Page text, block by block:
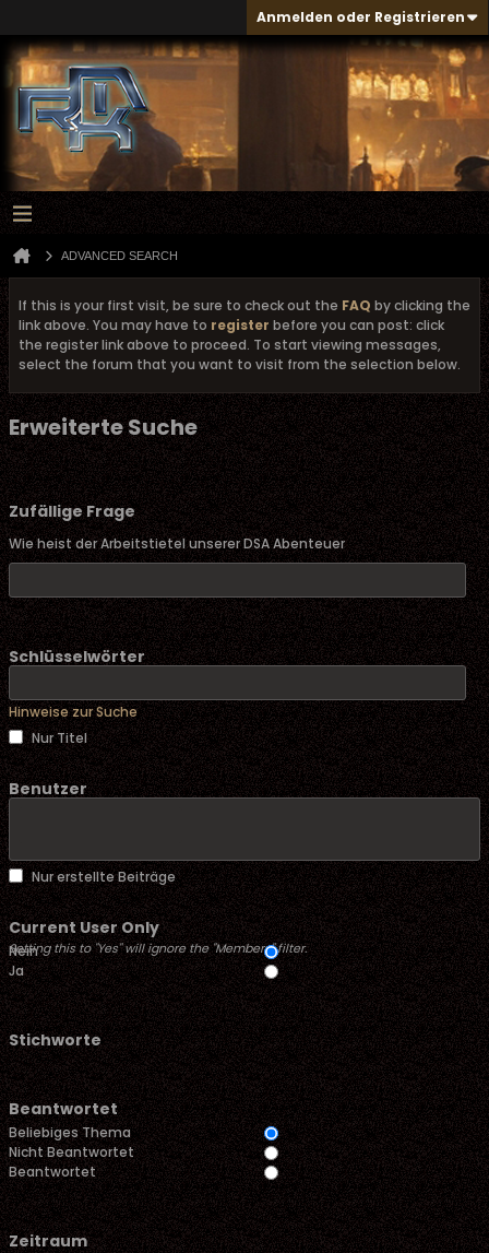
Anmelden oder Registrieren
ADVANCED SEARCH
If this is your first visit, be sure to check out the FAQ by clicking the
link above. You may have to register before you can post: click
the register link above to proceed. To start viewing messages,
select the forum that you want to visit from the selection below.
Erweiterte Suche
Zufällige Frage
Wie heist der Arbeitstietel unserer DSA Abenteuer
Schlüsselwörter
Hinweise zur Suche
Nur Titel
Benutzer
Nur erstellte Beiträge
Current User Only
Setting this to "Yes" will ignore the "Members" filter.
Nein
Ja
Stichworte
Beantwortet
Beliebiges Thema
Nicht Beantwortet
Beantwortet
Zeitraum